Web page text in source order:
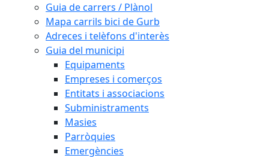
Guia de carrers / Plànol
Mapa carrils bici de Gurb
Adreces i telèfons d'interès
Guia del municipi
Equipaments
Empreses i comerços
Entitats i associacions
Subministraments
Masies
Parròquies
Emergències